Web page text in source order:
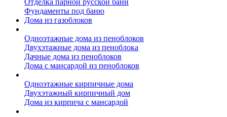
Отделка парной русской бани
Фундаменты под баню
Дома из газоблоков
Одноэтажные дома из пеноблоков
Двухэтажные дома из пеноблока
Дачные дома из пеноблоков
Дома с мансардой из пеноблоков
Одноэтажные кирпичные дома
Двухэтажный кирпичный дом
Дома из кирпича с мансардой